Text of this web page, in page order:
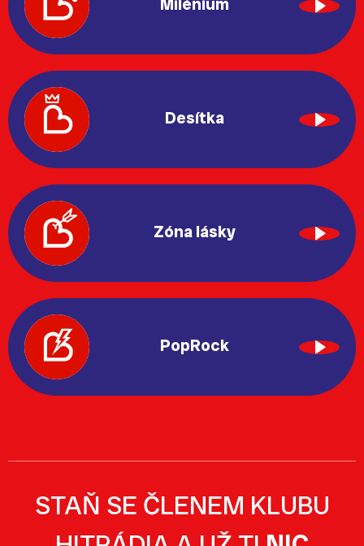
Desítka
Zóna lásky
PopRock
STAŇ SE ČLENEM KLUBU